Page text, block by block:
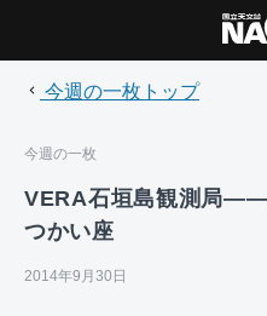
今週の一枚トップ
今週の一枚
VERA石垣島観測局
つかい座
2014年9月30日